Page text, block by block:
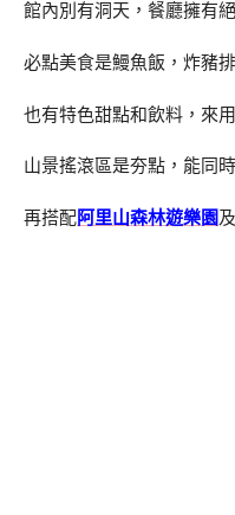
館內別有洞天，餐廳擁有
必點美食是鰻魚飯，炸豬
也有特色甜點和飲料，來
山景搖滾區是夯點，能同
再搭配阿里山森林遊樂園及